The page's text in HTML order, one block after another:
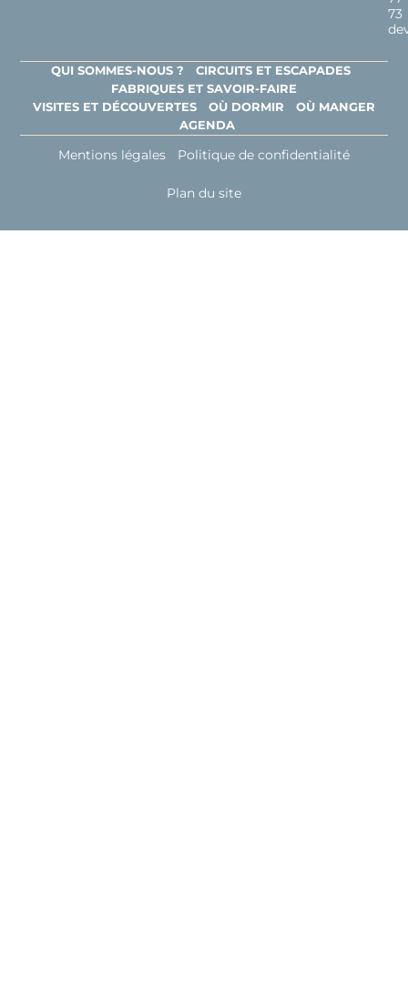
73
QUI SOMMES-NOUS ?
CIRCUITS ET ESCAPADES
FABRIQUES ET SAVOIR-FAIRE
VISITES ET DÉCOUVERTES
OÙ DORMIR
OÙ MANGER
AGENDA
Mentions légales Politique de confidentialité
Plan du site